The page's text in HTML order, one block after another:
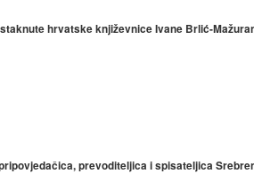
hrvatske književnice Ivane Brlić-
prevoditeljica i spisateljica